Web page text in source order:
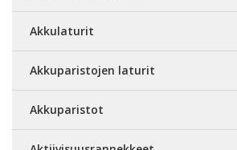
Akkulaturit
Akkuparistojen laturit
Akkuparistot